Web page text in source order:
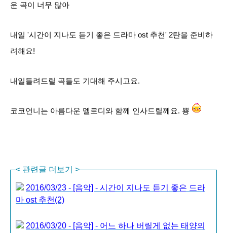
운 곡이 너무 많아
내일 '시간이 지나도 듣기 좋은 드라마 ost 추천' 2탄을 준비하
려해요!
내일들려드릴 곡들도 기대해 주시고요.
코코언니는 아름다운 멜로디와 함께 인사드릴께요. 뿅
< 관련글 더보기 >
2016/03/23 - [음악] - 시간이 지나도 듣기 좋은 드라
마 ost 추천(2)
2016/03/20 - [음악] - 어느 하나 버릴게 없는 태양의